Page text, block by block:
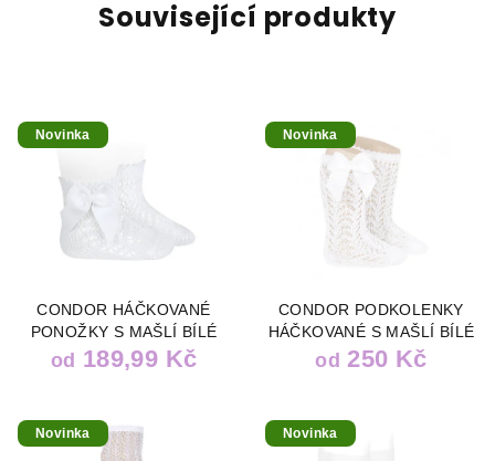
Související produkty
Novinka
CONDOR HÁČKOVANÉ
PONOŽKY S MAŠLÍ BÍLÉ
od 189,99 Kč
Novinka
CONDOR PODKOLENKY
HÁČKOVANÉ S MAŠLÍ BÍLÉ
od 250 Kč
Novinka Novinka